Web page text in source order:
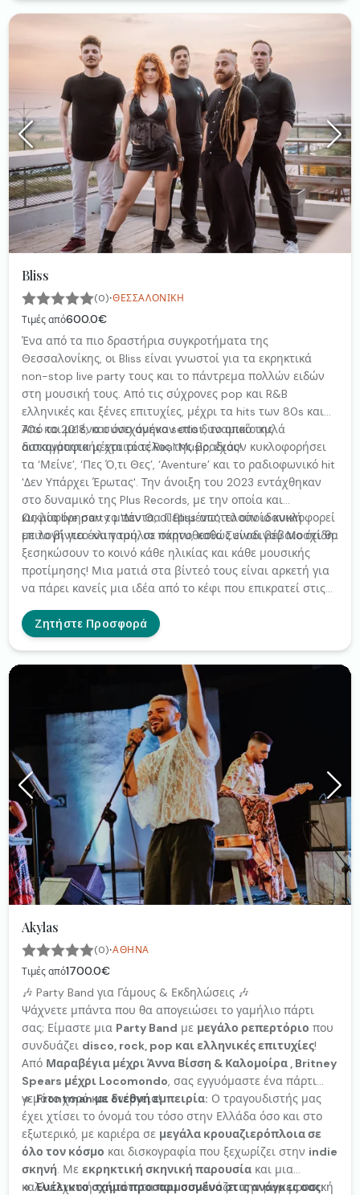
Bliss
(0)·ΘΕΣΣΑΛΟΝΊΚΗ
Τιμές από600.0€
Ένα από τα πιο δραστήρια συγκροτήματα της
Θεσσαλονίκης, οι Bliss είναι γνωστοί για τα εκρηκτικά
non-stop live party τους και το πάντρεμα πολλών ειδών
στη μουσική τους. Από τις σύχρονες pop και R&B
ελληνικές και ξένες επιτυχίες, μέχρι τα hits των 80s και
70s και με ένα συνεχόμενο setlist, το οποίο κυλά
ασταμάτητα μέχρι το τέλος της βραδιάς!
Από το 2018, και όσο ανήκαν στο δυναμικό της
δισκογραφικής εταιρίας Real Music, έχουν κυκλοφορήσει
τα ‘Μείνε’, ‘Πες Ό,τι Θες’, ‘Aventure’ και το ραδιοφωνικό hit
'Δεν Υπάρχει Έρωτας'. Την άνοιξη του 2023 εντάχθηκαν
στο δυναμικό της Plus Records, με την οποία και
κυκλοφόρησαν το 'Δεν Θα Περιμένω', το οποίο κυκλοφορεί
με το βίντεο κλιπ του, σε σκηνοθεσία Συνοδινού Μοσχίδη.
Ως μία live party μπάντα, οι Bliss αποτελούν ιδανική
επιλογή για ένα γαμήλιο πάρτυ, καθώς είναι βέβαιο ότι θα
ξεσηκώσουν το κοινό κάθε ηλικίας και κάθε μουσικής
προτίμησης! Μια ματιά στα βίντεό τους είναι αρκετή για
να πάρει κανείς μια ιδέα από το κέφι που επικρατεί στις
πλέον απαιτητικές διοργανώσεις και με ποικιλία
ρεπερτορίου που ικανοποιεί και τα πιο δύσκολα γούστα,
όλες τους τις εμφανίσεις να αποτελούν μία ευχάριστη
ανάμνηση για όλους τους καλεσμένους.
Ζητήστε Προσφορά
Akylas
(0)·ΑΘΉΝΑ
Τιμές από1700.0€
🎶 Party Band για Γάμους & Εκδηλώσεις 🎶
Ψάχνετε μπάντα που θα απογειώσει το γαμήλιο πάρτι
σας; Είμαστε μια Party Band με μεγάλο ρεπερτόριο που
συνδυάζει disco, rock, pop και ελληνικές επιτυχίες!
Από Μαραβέγια μέχρι Άννα Βίσση & Καλομοίρα , Britney
Spears μέχρι Locomondo , σας εγγυόμαστε ένα πάρτι
γεμάτο χορό και ενέργεια!
🔹Frontman με διεθνή εμπειρία: Ο τραγουδιστής μας
έχει χτίσει το όνομά του τόσο στην Ελλάδα όσο και στο
εξωτερικό, με καριέρα σε μεγάλα κρουαζιερόπλοια σε
όλο τον κόσμο και δισκογραφία που ξεχωρίζει στην indie
σκηνή . Με εκρηκτική σκηνική παρουσία και μια
καλλιτεχνική ταυτότητα που συνδυάζει την pop μουσική
🔹Ευέλικτο σχήμα προσαρμοσμένο στις ανάγκες σας: